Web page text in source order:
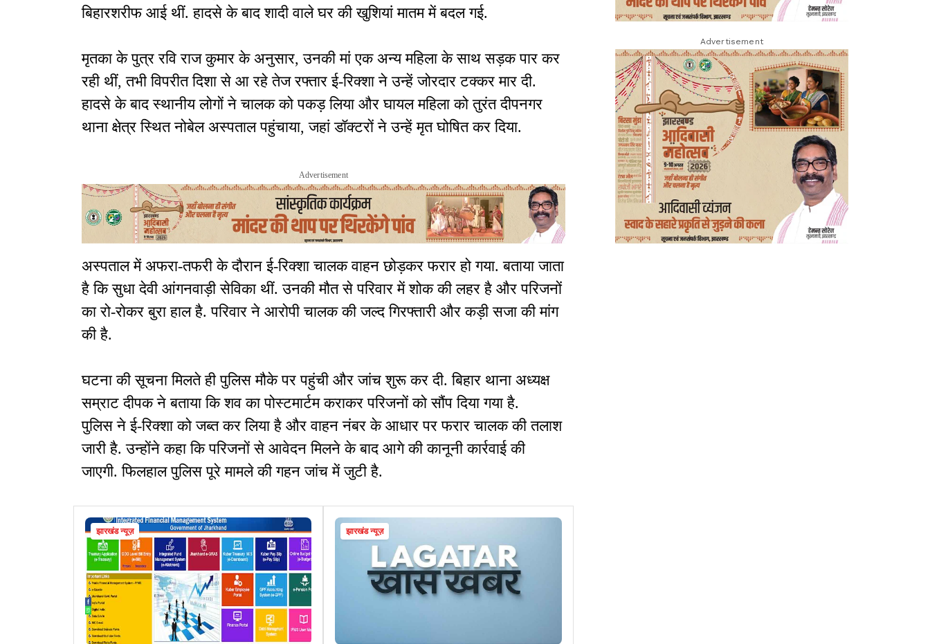
बिहारशरीफ आई थीं. हादसे के बाद शादी वाले घर की खुशियां मातम में बदल गई.
मृतका के पुत्र रवि राज कुमार के अनुसार, उनकी मां एक अन्य महिला के साथ सड़क पार कर
रही थीं, तभी विपरीत दिशा से आ रहे तेज रफ्तार ई-रिक्शा ने उन्हें जोरदार टक्कर मार दी.
हादसे के बाद स्थानीय लोगों ने चालक को पकड़ लिया और घायल महिला को तुरंत दीपनगर
थाना क्षेत्र स्थित नोबेल अस्पताल पहुंचाया, जहां डॉक्टरों ने उन्हें मृत घोषित कर दिया.
Advertisement
अस्पताल में अफरा-तफरी के दौरान ई-रिक्शा चालक वाहन छोड़कर फरार हो गया. बताया जाता
है कि सुधा देवी आंगनवाड़ी सेविका थीं. उनकी मौत से परिवार में शोक की लहर है और परिजनों
का रो-रोकर बुरा हाल है. परिवार ने आरोपी चालक की जल्द गिरफ्तारी और कड़ी सजा की मांग
की है.
घटना की सूचना मिलते ही पुलिस मौके पर पहुंची और जांच शुरू कर दी. बिहार थाना अध्यक्ष
सम्राट दीपक ने बताया कि शव का पोस्टमार्टम कराकर परिजनों को सौंप दिया गया है.
पुलिस ने ई-रिक्शा को जब्त कर लिया है और वाहन नंबर के आधार पर फरार चालक की तलाश
जारी है. उन्होंने कहा कि परिजनों से आवेदन मिलने के बाद आगे की कानूनी कार्रवाई की
जाएगी. फिलहाल पुलिस पूरे मामले की गहन जांच में जुटी है.
झारखंड न्यूज़ झारखंड न्यूज़
Advertisement